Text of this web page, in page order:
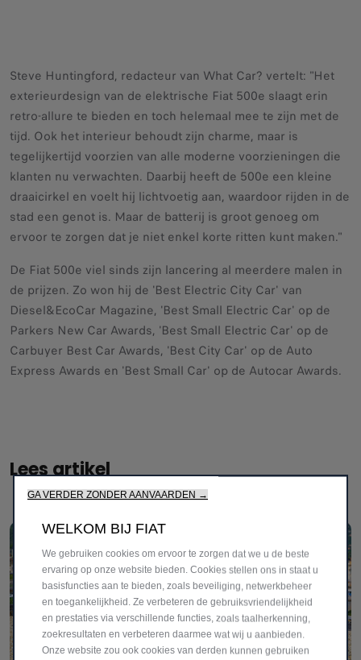
Steve Huntingford, redacteur van What Car? vertelt: "Het
exterieurdesign van de elektrische Fiat 500e slaagt erin
retro-allure te bieden en toch helemaal mee te zijn met de
tijd. Ook het interieur behoudt zijn charme, maar is
tegelijkertijd voorzien van alle moderne voorzieningen die
klanten nu verwachten. Daarbij heeft de 500e een kleine
draaicirkel en voelt hij lichtvoetig aan, waardoor rijden in de
stad een genot is. Maar de batterij is groot genoeg om
ervoor te zorgen dat je niet enkel korte ritten kunt maken."
De Fiat 500e viel sinds zijn lancering al meerdere malen in
de prijzen. Zo won hij de 'Best Electric City Car' van
Diesel&EcoCar Magazine, 'Best Small Electric Car' op de
Parkers New Car Awards, 'Best Small Electric Car' op de
Carbuyer Best Car Awards, 'Best City Car' op de Auto
Express Awards en 'Best Small Car' op de Autocar Awards.
Lees artikel
GA VERDER ZONDER AANVAARDEN →
WELKOM BIJ FIAT
We gebruiken cookies om ervoor te zorgen dat we u de beste
ervaring op onze website bieden. Cookies stellen ons in staat u
basisfuncties aan te bieden, zoals beveiliging, netwerkbeheer
en toegankelijkheid. Ze verbeteren de gebruiksvriendelijkheid
en prestaties via verschillende functies, zoals taalherkenning,
zoekresultaten en verbeteren daarmee wat wij u aanbieden.
Onze website zou ook cookies van derden kunnen gebruiken